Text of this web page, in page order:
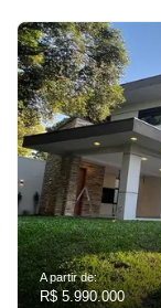
A partir de:
R$ 5.990.000